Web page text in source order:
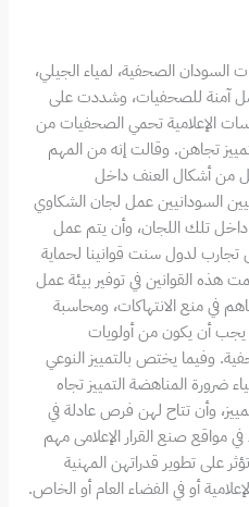
الصحفية، لمياء الجيلي،
آمنة للصحفيات، وشددت على
الإعلامية تحمي الصحفيات من
تجاهن. وقالت إنه من المهم
من أشكال العنف داخل
السودانيين عمل لجان الشكاوي
تلك اللجان، وأن يتم عمل
تجارب لدول سنت قوانينا لحماية
هذه القوانين في توفير بيئة عمل
في منع الانتهاكات، ومحاسبة
يجب أن يكون من أولويات
وفيما يختص بالتمييز النوعي
ضرورة المناهضة التمييز تجاه
وأن تتاح لهن فرص عادلة في
مواقع صنع القرار الإعلامى مهم
على تطوير قدراتهن المهنية
أو في الفضاء العام أو الخاص.